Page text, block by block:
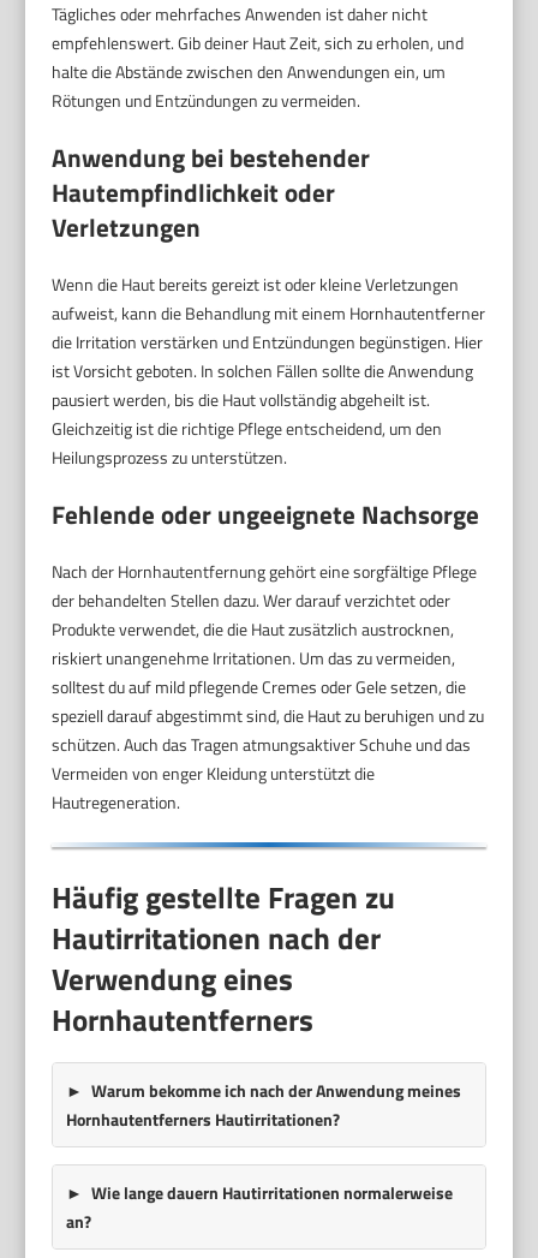
Tägliches oder mehrfaches Anwenden ist daher nicht
empfehlenswert. Gib deiner Haut Zeit, sich zu erholen, und
halte die Abstände zwischen den Anwendungen ein, um
Rötungen und Entzündungen zu vermeiden.
Anwendung bei bestehender
Hautempfindlichkeit oder
Verletzungen
Wenn die Haut bereits gereizt ist oder kleine Verletzungen
aufweist, kann die Behandlung mit einem Hornhautentferner
die Irritation verstärken und Entzündungen begünstigen. Hier
ist Vorsicht geboten. In solchen Fällen sollte die Anwendung
pausiert werden, bis die Haut vollständig abgeheilt ist.
Gleichzeitig ist die richtige Pflege entscheidend, um den
Heilungsprozess zu unterstützen.
Fehlende oder ungeeignete Nachsorge
Nach der Hornhautentfernung gehört eine sorgfältige Pflege
der behandelten Stellen dazu. Wer darauf verzichtet oder
Produkte verwendet, die die Haut zusätzlich austrocknen,
riskiert unangenehme Irritationen. Um das zu vermeiden,
solltest du auf mild pflegende Cremes oder Gele setzen, die
speziell darauf abgestimmt sind, die Haut zu beruhigen und zu
schützen. Auch das Tragen atmungsaktiver Schuhe und das
Vermeiden von enger Kleidung unterstützt die
Hautregeneration.
Häufig gestellte Fragen zu
Hautirritationen nach der
Verwendung eines
Hornhautentferners
Warum bekomme ich nach der Anwendung meines
Hornhautentferners Hautirritationen?
Wie lange dauern Hautirritationen normalerweise
an?